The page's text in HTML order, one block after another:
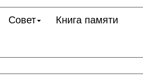
Совет Книга памяти